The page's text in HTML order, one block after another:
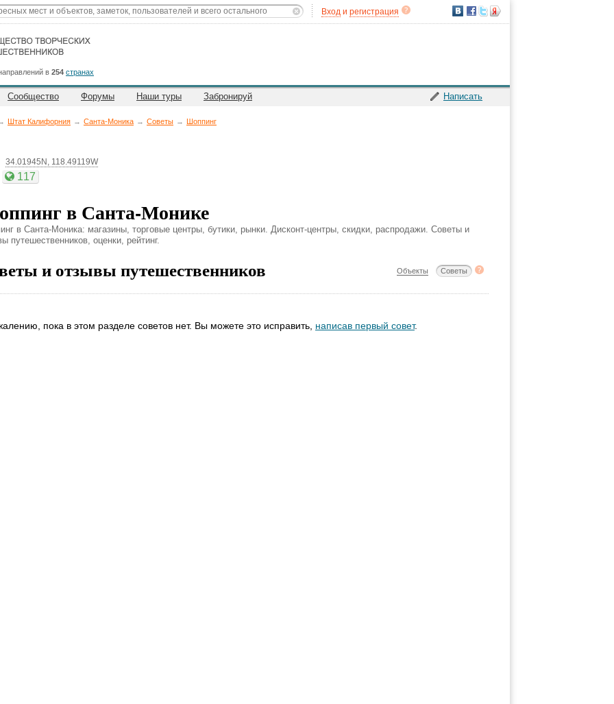
Вход и регистрация
в 254 странах
Написать
Сообщество Форумы Наши туры Забронируй
Штат Калифорния → Санта-Моника → Советы → Шоппинг
34.01945N, 118.49119W
117
в Санта-Монике
в Санта-Моника: магазины, торговые центры, бутики, рынки. Дисконт-центры, скидки, распродажи. Советы и
путешественников, оценки, рейтинг.
и отзывы путешественников Объекты Советы
пока в этом разделе советов нет. Вы можете это исправить, написав первый совет.